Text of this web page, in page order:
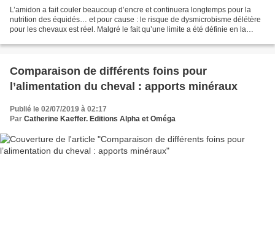
L’amidon a fait couler beaucoup d’encre et continuera longtemps pour la
nutrition des équidés… et pour cause : le risque de dysmicrobisme délétère
pour les chevaux est réel. Malgré le fait qu’une limite a été définie en la
Comparaison de différents foins pour
l’alimentation du cheval : apports minéraux
Publié le 02/07/2019 à 02:17
Par Catherine Kaeffer. Editions Alpha et Oméga